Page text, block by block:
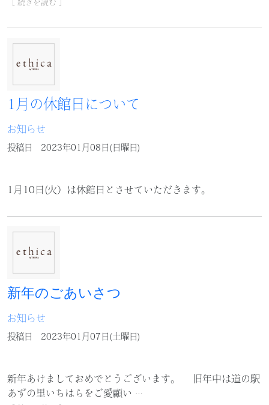
［ 続きを読む ］
1月の休館日について
お知らせ
投稿日 2023年01月08日(日曜日)
1月10日(火）は休館日とさせていただきます。
新年のごあいさつ
お知らせ
投稿日 2023年01月07日(土曜日)
新年あけましておめでとうございます。 旧年中は道の駅
あずの里いちはらをご愛顧い
…